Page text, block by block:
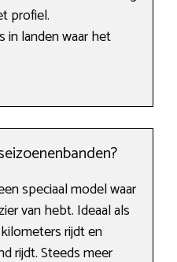
profiel.
landen waar het
speciaal model waar
van hebt. Ideaal als
rijdt en
rijdt. Steeds meer